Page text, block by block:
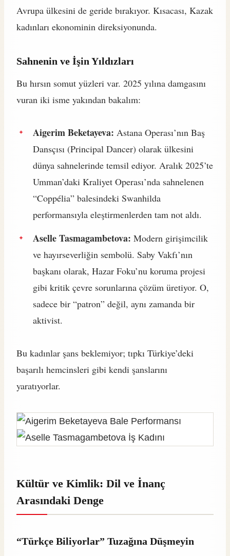
Avrupa ülkesini de geride bırakıyor. Kısacası, Kazak
kadınları ekonominin direksiyonunda.
Sahnenin ve İşin Yıldızları
Bu hırsın somut yüzleri var. 2025 yılına damgasını
vuran iki isme yakından bakalım:
Aigerim Beketayeva: Astana Operası’nın Baş
Dansçısı (Principal Dancer) olarak ülkesini
dünya sahnelerinde temsil ediyor. Aralık 2025’te
Umman’daki Kraliyet Operası’nda sahnelenen
“Coppélia” balesindeki Swanhilda
performansıyla eleştirmenlerden tam not aldı.
Aselle Tasmagambetova: Modern girişimcilik
ve hayırseverliğin sembolü. Saby Vakfı’nın
başkanı olarak, Hazar Foku’nu koruma projesi
gibi kritik çevre sorunlarına çözüm üretiyor. O,
sadece bir “patron” değil, aynı zamanda bir
aktivist.
Bu kadınlar şans beklemiyor; tıpkı Türkiye’deki
başarılı hemcinsleri gibi kendi şanslarını
yaratıyorlar.
Kültür ve Kimlik: Dil ve İnanç
Arasındaki Denge
“Türkçe Biliyorlar” Tuzağına Düşmeyin